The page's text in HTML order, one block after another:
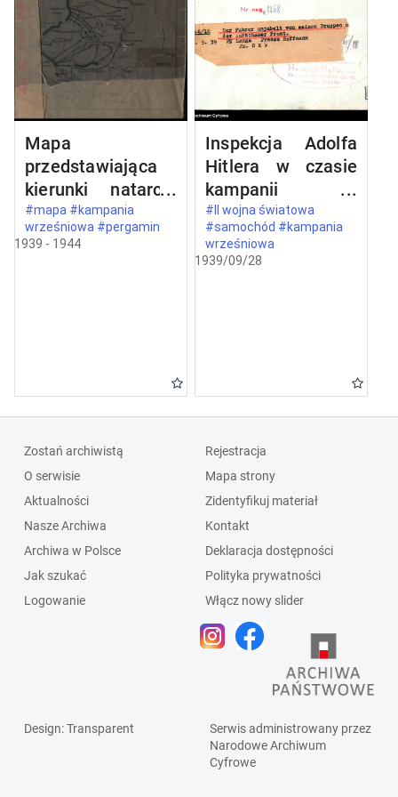
Mapa
przedstawiająca
kierunki natarcia
armii niemieckiej
na Polskę we
#mapa #kampania
wrześniowa #pergamin
1939 - 1944
Inspekcja Adolfa
Hitlera w czasie
kampanii
wrześniowej
#II wojna światowa
#samochód #kampania
wrześniowa
1939/09/28
Zostań archiwistą
O serwisie
Aktualności
Nasze Archiwa
Archiwa w Polsce
Jak szukać
Logowanie
Rejestracja
Mapa strony
Zidentyfikuj materiał
Kontakt
Deklaracja dostępności
Polityka prywatności
Włącz nowy slider
Design: Transparent
Serwis administrowany przez
Narodowe Archiwum
Cyfrowe